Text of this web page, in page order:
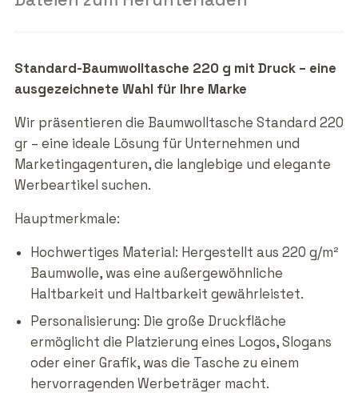
Standard-Baumwolltasche 220 g mit Druck – eine
ausgezeichnete Wahl für Ihre Marke
Wir präsentieren die Baumwolltasche Standard 220
gr – eine ideale Lösung für Unternehmen und
Marketingagenturen, die langlebige und elegante
Werbeartikel suchen.
Hauptmerkmale:
Hochwertiges Material: Hergestellt aus 220 g/m²
Baumwolle, was eine außergewöhnliche
Haltbarkeit und Haltbarkeit gewährleistet.
Personalisierung: Die große Druckfläche
ermöglicht die Platzierung eines Logos, Slogans
oder einer Grafik, was die Tasche zu einem
hervorragenden Werbeträger macht.